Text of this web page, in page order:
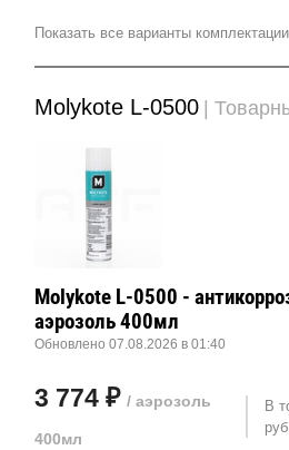
Показать все варианты
Molykote L-0500 |
Molykote L-0500 -
аэрозоль 400мл
Обновлено 07.08.2026 в 01:40
3 774 ₽ / аэрозоль
400мл
В